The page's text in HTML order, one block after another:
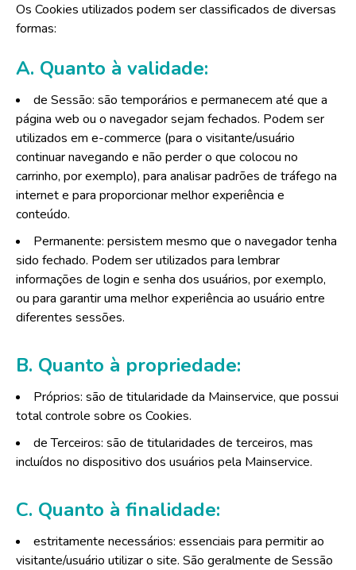
Os Cookies utilizados podem ser classificados de diversas
formas:
A. Quanto à validade:
de Sessão: são temporários e permanecem até que a
página web ou o navegador sejam fechados. Podem ser
utilizados em e-commerce (para o visitante/usuário
continuar navegando e não perder o que colocou no
carrinho, por exemplo), para analisar padrões de tráfego na
internet e para proporcionar melhor experiência e
conteúdo.
Permanente: persistem mesmo que o navegador tenha
sido fechado. Podem ser utilizados para lembrar
informações de login e senha dos usuários, por exemplo,
ou para garantir uma melhor experiência ao usuário entre
diferentes sessões.
B. Quanto à propriedade:
Próprios: são de titularidade da Mainservice, que possui
total controle sobre os Cookies.
de Terceiros: são de titularidades de terceiros, mas
incluídos no dispositivo dos usuários pela Mainservice.
C. Quanto à finalidade:
estritamente necessários: essenciais para permitir ao
visitante/usuário utilizar o site. São geralmente de Sessão